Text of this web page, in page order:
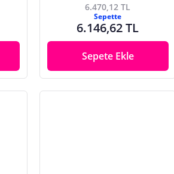
6.470,12 TL
Sepette
6.146,62 TL
Sepete Ekle